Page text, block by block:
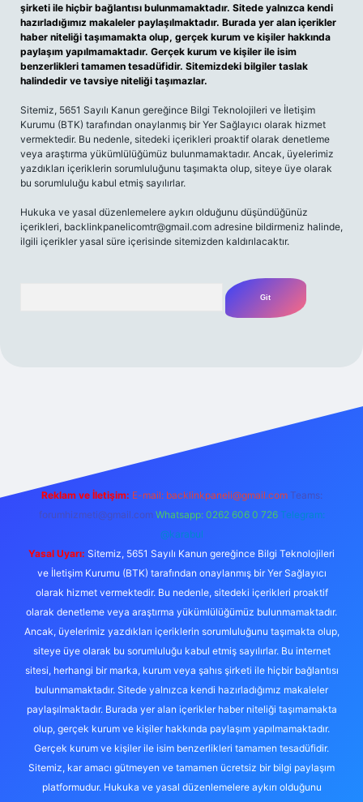
şirketi ile hiçbir bağlantısı bulunmamaktadır. Sitede yalnızca kendi
hazırladığımız makaleler paylaşılmaktadır. Burada yer alan içerikler
haber niteliği taşımamakta olup, gerçek kurum ve kişiler hakkında
paylaşım yapılmamaktadır. Gerçek kurum ve kişiler ile isim
benzerlikleri tamamen tesadüfidir. Sitemizdeki bilgiler taslak
halindedir ve tavsiye niteliği taşımazlar.
Sitemiz, 5651 Sayılı Kanun gereğince Bilgi Teknolojileri ve İletişim
Kurumu (BTK) tarafından onaylanmış bir Yer Sağlayıcı olarak hizmet
vermektedir. Bu nedenle, sitedeki içerikleri proaktif olarak denetleme
veya araştırma yükümlülüğümüz bulunmamaktadır. Ancak, üyelerimiz
yazdıkları içeriklerin sorumluluğunu taşımakta olup, siteye üye olarak
bu sorumluluğu kabul etmiş sayılırlar.
Hukuka ve yasal düzenlemelere aykırı olduğunu düşündüğünüz
içerikleri, backlinkpanelicomtr@gmail.com adresine bildirmeniz halinde,
ilgili içerikler yasal süre içerisinde sitemizden kaldırılacaktır.
Reklam ve İletişim: E-mail: backlinkpaneli@gmail.com Teams:
forumhizmeti@gmail.com Whatsapp: 0262 606 0 726 Telegram:
@karabul
Yasal Uyarı: Sitemiz, 5651 Sayılı Kanun gereğince Bilgi Teknolojileri
ve İletişim Kurumu (BTK) tarafından onaylanmış bir Yer Sağlayıcı
olarak hizmet vermektedir. Bu nedenle, sitedeki içerikleri proaktif
olarak denetleme veya araştırma yükümlülüğümüz bulunmamaktadır.
Ancak, üyelerimiz yazdıkları içeriklerin sorumluluğunu taşımakta olup,
siteye üye olarak bu sorumluluğu kabul etmiş sayılırlar. Bu internet
sitesi, herhangi bir marka, kurum veya şahıs şirketi ile hiçbir bağlantısı
bulunmamaktadır. Sitede yalnızca kendi hazırladığımız makaleler
paylaşılmaktadır. Burada yer alan içerikler haber niteliği taşımamakta
olup, gerçek kurum ve kişiler hakkında paylaşım yapılmamaktadır.
Gerçek kurum ve kişiler ile isim benzerlikleri tamamen tesadüfidir.
Sitemiz, kar amacı gütmeyen ve tamamen ücretsiz bir bilgi paylaşım
platformudur. Hukuka ve yasal düzenlemelere aykırı olduğunu